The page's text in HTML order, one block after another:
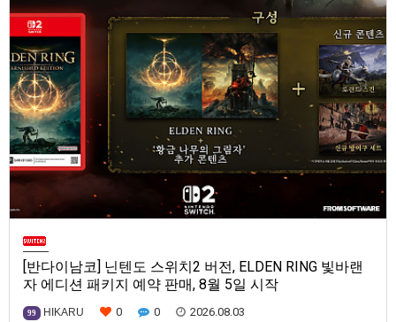
[반다이남코] 닌텐도 스위치2 버전, ELDEN RING 빛바랜
자 에디션 패키지 예약 판매, 8월 5일 시작
99 HIKARU 0 0 2026.08.03